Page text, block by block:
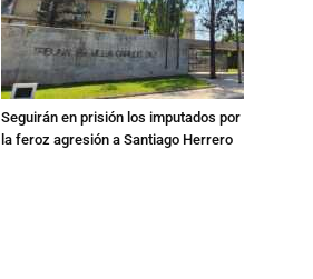
Seguirán en prisión los imputados por
la feroz agresión a Santiago Herrero